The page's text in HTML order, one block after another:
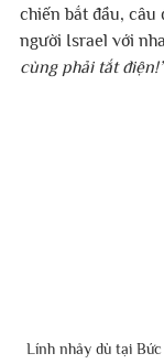
chiến bắt đầu, câu
người Israel với
cùng phải tắt
Lính nhảy dù tại